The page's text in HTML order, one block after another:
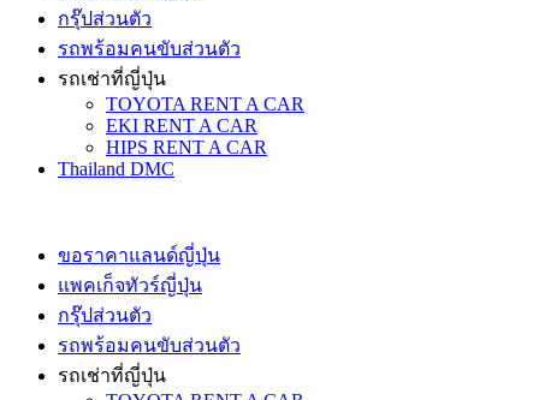
กรุ๊ปส่วนตัว
รถพร้อมคนขับส่วนตัว
รถเช่าที่ญี่ปุ่น
TOYOTA RENT A CAR
EKI RENT A CAR
HIPS RENT A CAR
Thailand DMC
ขอราคาแลนด์ญี่ปุ่น
แพคเก็จทัวร์ญี่ปุ่น
กรุ๊ปส่วนตัว
รถพร้อมคนขับส่วนตัว
รถเช่าที่ญี่ปุ่น